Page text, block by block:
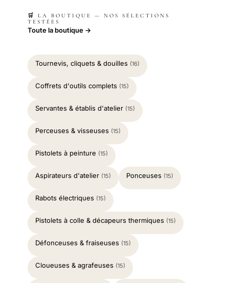
🛒 LA BOUTIQUE — NOS SÉLECTIONS
TESTÉES
Toute la boutique →
Tournevis, cliquets & douilles (16)
Coffrets d'outils complets (15)
Servantes & établis d'atelier (15)
Perceuses & visseuses (15)
Pistolets à peinture (15)
Aspirateurs d'atelier (15) Ponceuses (15)
Rabots électriques (15)
Pistolets à colle & décapeurs thermiques (15)
Défonceuses & fraiseuses (15)
Cloueuses & agrafeuses (15)